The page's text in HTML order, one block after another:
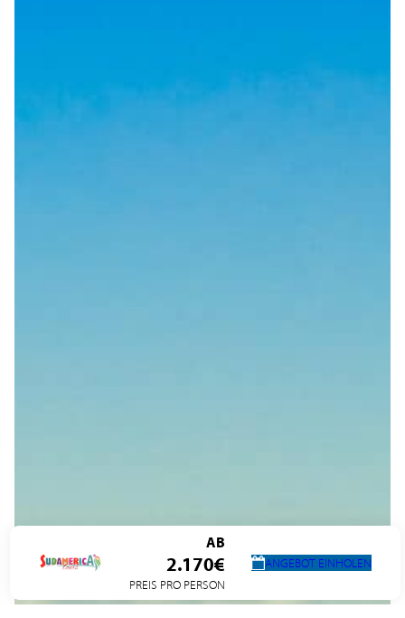
AB
2.170€
PREIS PRO PERSON
ANGEBOT EINHOLEN